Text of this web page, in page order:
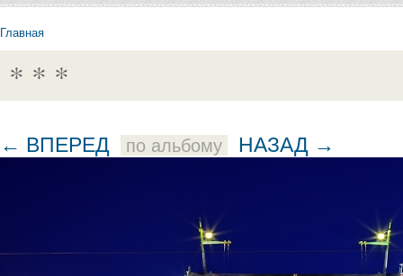
Главная
* * *
← ВПЕРЕД по альбому НАЗАД →